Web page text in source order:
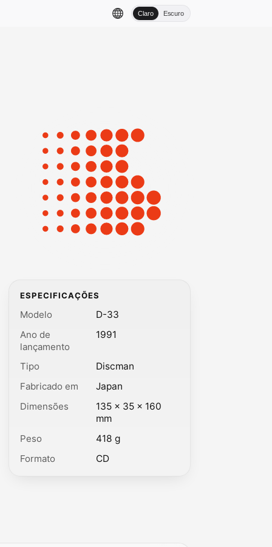
Claro Escuro
ESPECIFICAÇÕES
Modelo
D-33
Ano de
lançamento
1991
Tipo
Discman
Fabricado em
Japan
Dimensões
135 × 35 × 160
mm
Peso
418 g
Formato
CD